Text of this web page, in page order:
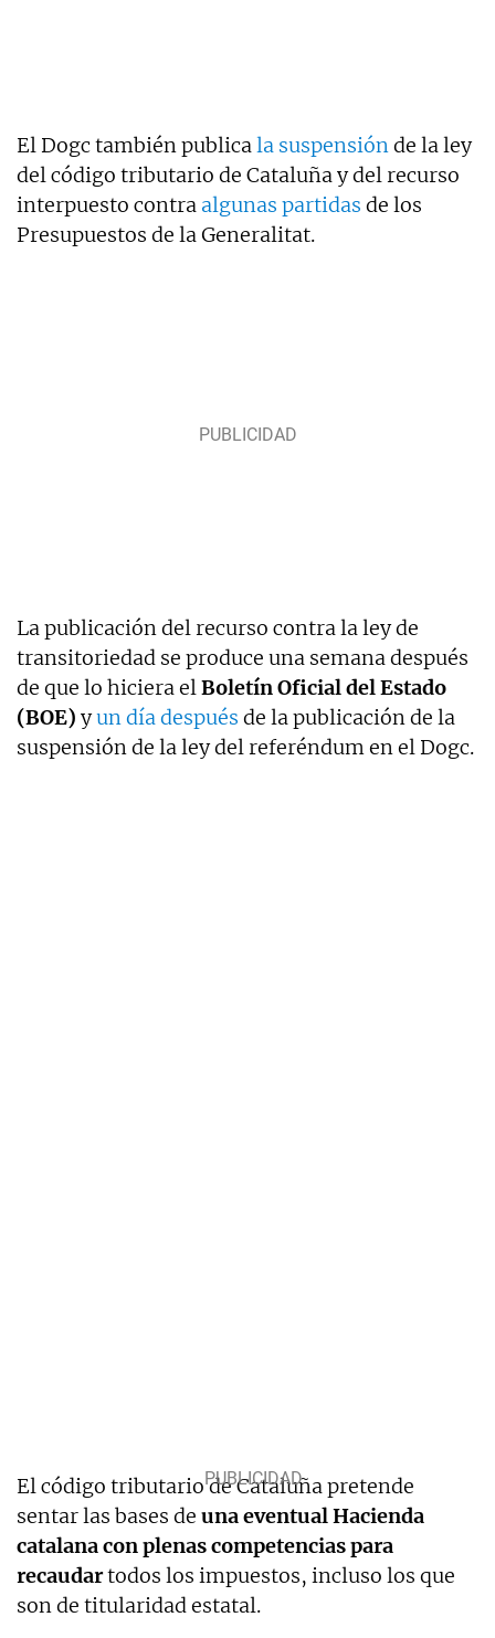
El Dogc también publicala suspensiónde la ley
del código tributario de Cataluña y del recurso
interpuesto contra algunas partidas de los
Presupuestos de la Generalitat.
La publicación del recurso contra la ley de
transitoriedad se produce una semana después
de que lo hiciera elBoletín Oficial del Estado
(BOE) yun día después de la publicación de la
suspensión de la ley del referéndum en el Dogc.
El código tributario de Cataluña pretende
sentar las bases de una eventual Hacienda
catalana con plenas competencias para
recaudartodos los impuestos, incluso los que
son de titularidad estatal.